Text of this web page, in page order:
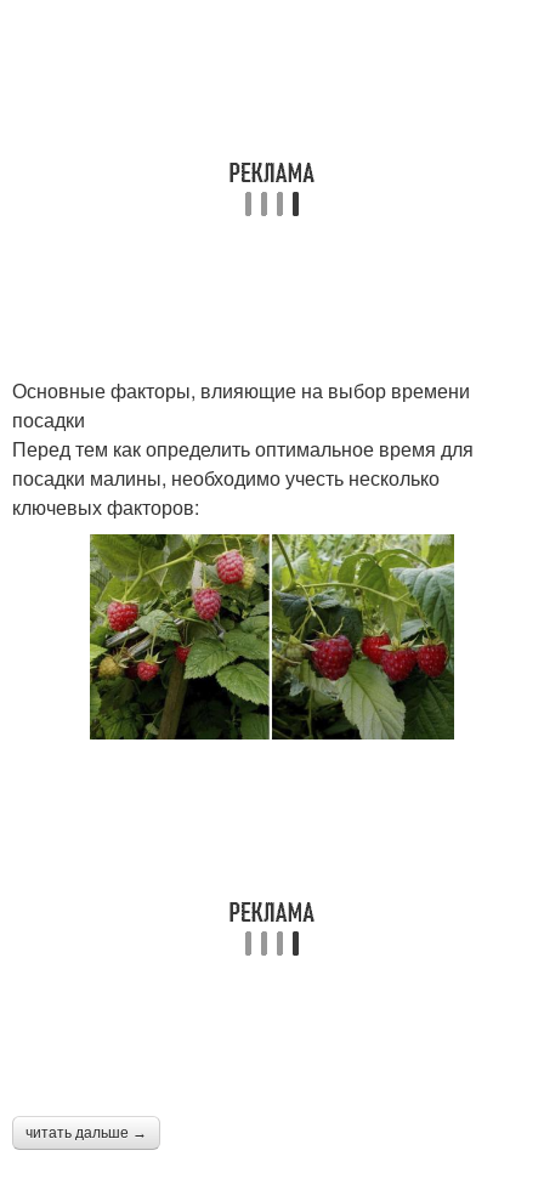
Основные факторы, влияющие на выбор времени
посадки
Перед тем как определить оптимальное время для
посадки малины, необходимо учесть несколько
ключевых факторов:
читать дальше →